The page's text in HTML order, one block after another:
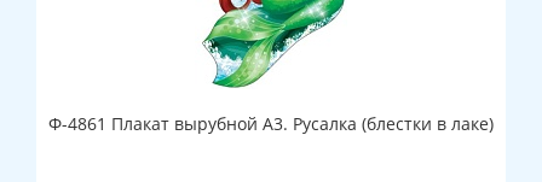
Ф-4861 Плакат вырубной А3. Русалка (блестки в лаке)